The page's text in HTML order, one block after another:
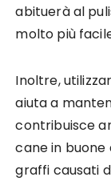
abituerà al
molto più
Inoltre,
aiuta a
contribuisce
cane in
graffi causati